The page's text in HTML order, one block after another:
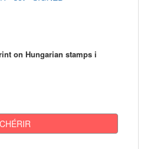
on Hungarian stamps i